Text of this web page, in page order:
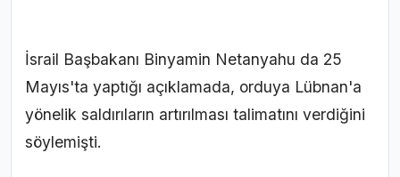
İsrail Başbakanı Binyamin Netanyahu da 25
Mayıs'ta yaptığı açıklamada, orduya Lübnan'a
yönelik saldırıların artırılması talimatını verdiğini
söylemişti.